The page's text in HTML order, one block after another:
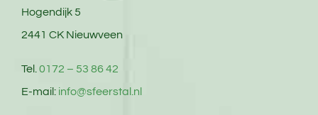
Hogendijk 5
2441 CK Nieuwveen
Tel. 0172 – 53 86 42
E-mail: info@sfeerstal.nl